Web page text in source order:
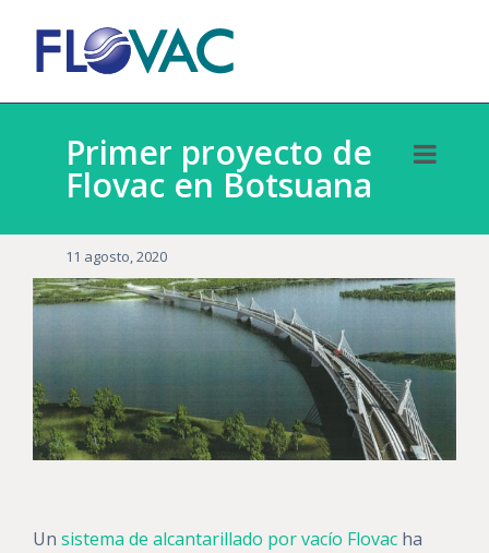
Primer proyecto de
Flovac en Botsuana
11 agosto, 2020
Un sistema de alcantarillado por vacío Flovac ha